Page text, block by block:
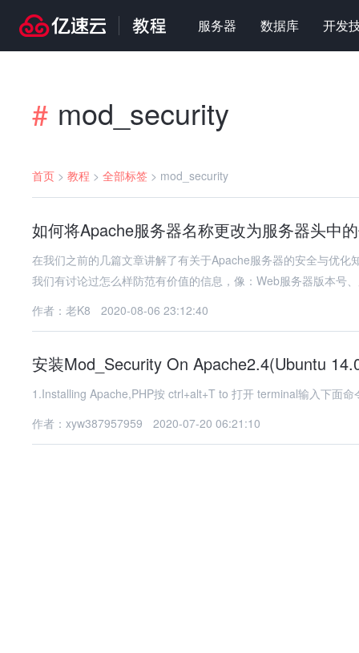
服务器 数据库 开发
# mod_security
首页 > 教程 > 全部标签 > mod_security
如何将Apache服务器名称更改为服务器头中
在我们之前的几篇文章讲解了有关于Apache服务器的安全与优
我们有讨论过怎么样防范有价值的信息，像：Web服务器版本号
作者：老K8
2020-08-06 23:12:40
安装Mod_Security On Apache2.4(Ubuntu
1.Installing Apache,PHP按 ctrl+alt+T to 打开 terminal输入下面
作者：xyw387957959
2020-07-20 06:21:10